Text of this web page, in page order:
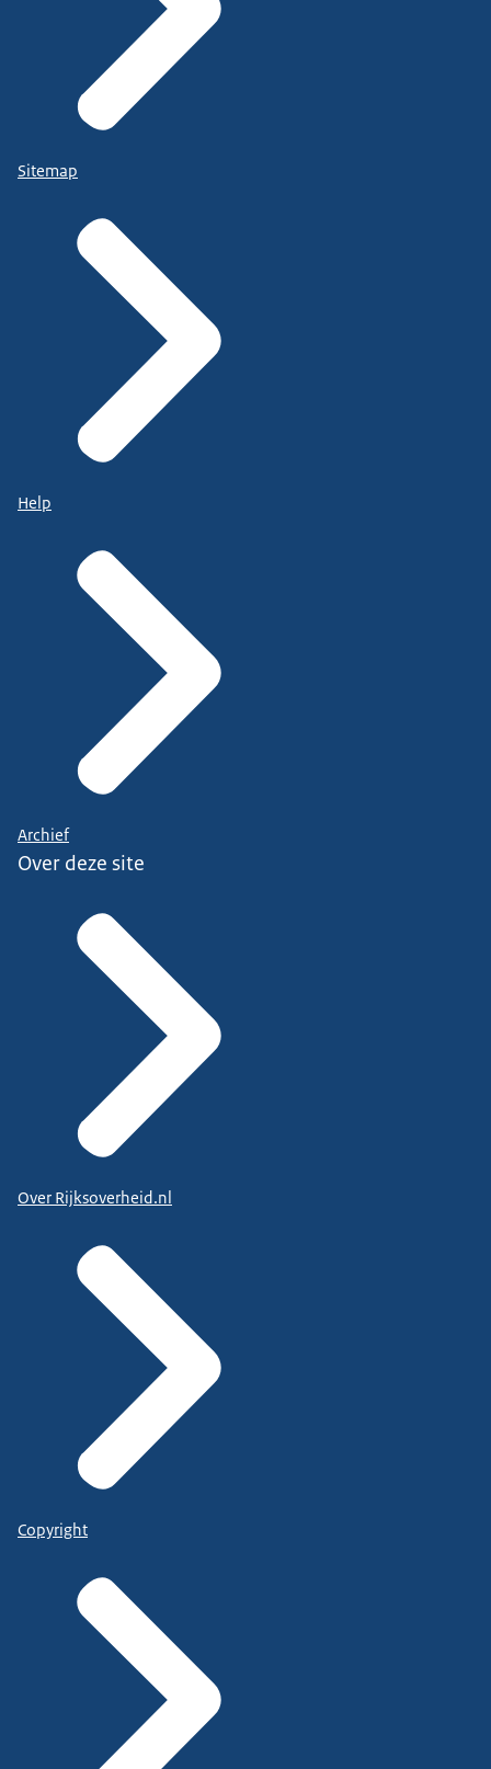
Sitemap
Help
Archief
Over deze site
Over Rijksoverheid.nl
Copyright